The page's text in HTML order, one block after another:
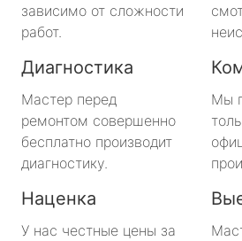
зависимо от сложности
работ.
Диагностика
Мастер перед
ремонтом совершенно
бесплатно производит
диагностику.
Мы
Наценка
У нас честные цены за